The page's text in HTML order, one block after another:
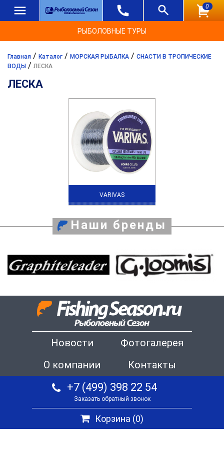
0
РЫБОЛОВНЫЕ ТУРЫ
Главная / Каталог / МОРСКАЯ РЫБАЛКА / СНАСТИ В ТРОПИЧЕСКИЕ
ВОДЫ / ЛЕСКА
ЛЕСКА
VARIVAS
Наши бренды
Новости
Фотогалерея
О компании
Контакты
+7 (499) 398 22 54
Заказать обратный звонок
Корзина (0)